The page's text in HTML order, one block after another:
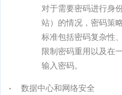
对于需要密码进行身
站）的情况，密码策
标准包括密码复杂性
限制密码重用以及在
输入密码。
数据中心和网络安全